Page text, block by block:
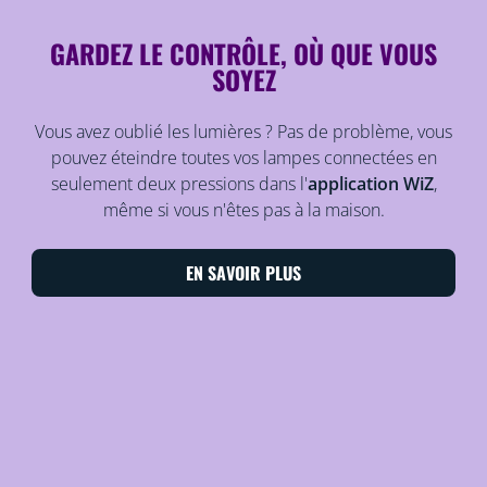
GARDEZ LE CONTRÔLE, OÙ QUE VOUS
SOYEZ
Vous avez oublié les lumières ? Pas de problème, vous
pouvez éteindre toutes vos lampes connectées en
seulement deux pressions dans l'application WiZ,
même si vous n'êtes pas à la maison.
EN SAVOIR PLUS